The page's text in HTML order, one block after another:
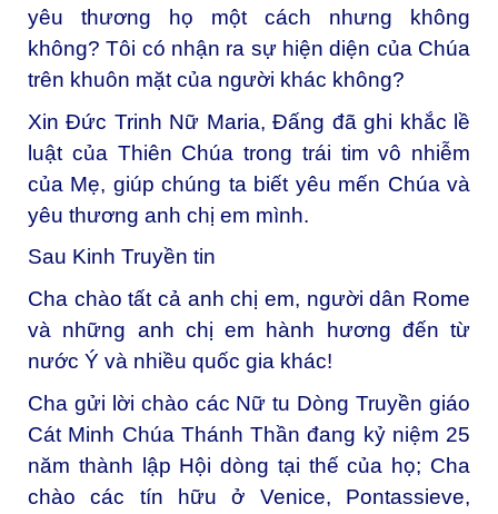
yêu thương họ một cách nhưng không
không? Tôi có nhận ra sự hiện diện của Chúa
trên khuôn mặt của người khác không?
Xin Đức Trinh Nữ Maria, Đấng đã ghi khắc lề
luật của Thiên Chúa trong trái tim vô nhiễm
của Mẹ, giúp chúng ta biết yêu mến Chúa và
yêu thương anh chị em mình.
Sau Kinh Truyền tin
Cha chào tất cả anh chị em, người dân Rome
và những anh chị em hành hương đến từ
nước Ý và nhiều quốc gia khác!
Cha gửi lời chào các Nữ tu Dòng Truyền giáo
Cát Minh Chúa Thánh Thần đang kỷ niệm 25
năm thành lập Hội dòng tại thế của họ; Cha
chào các tín hữu ở Venice, Pontassieve,